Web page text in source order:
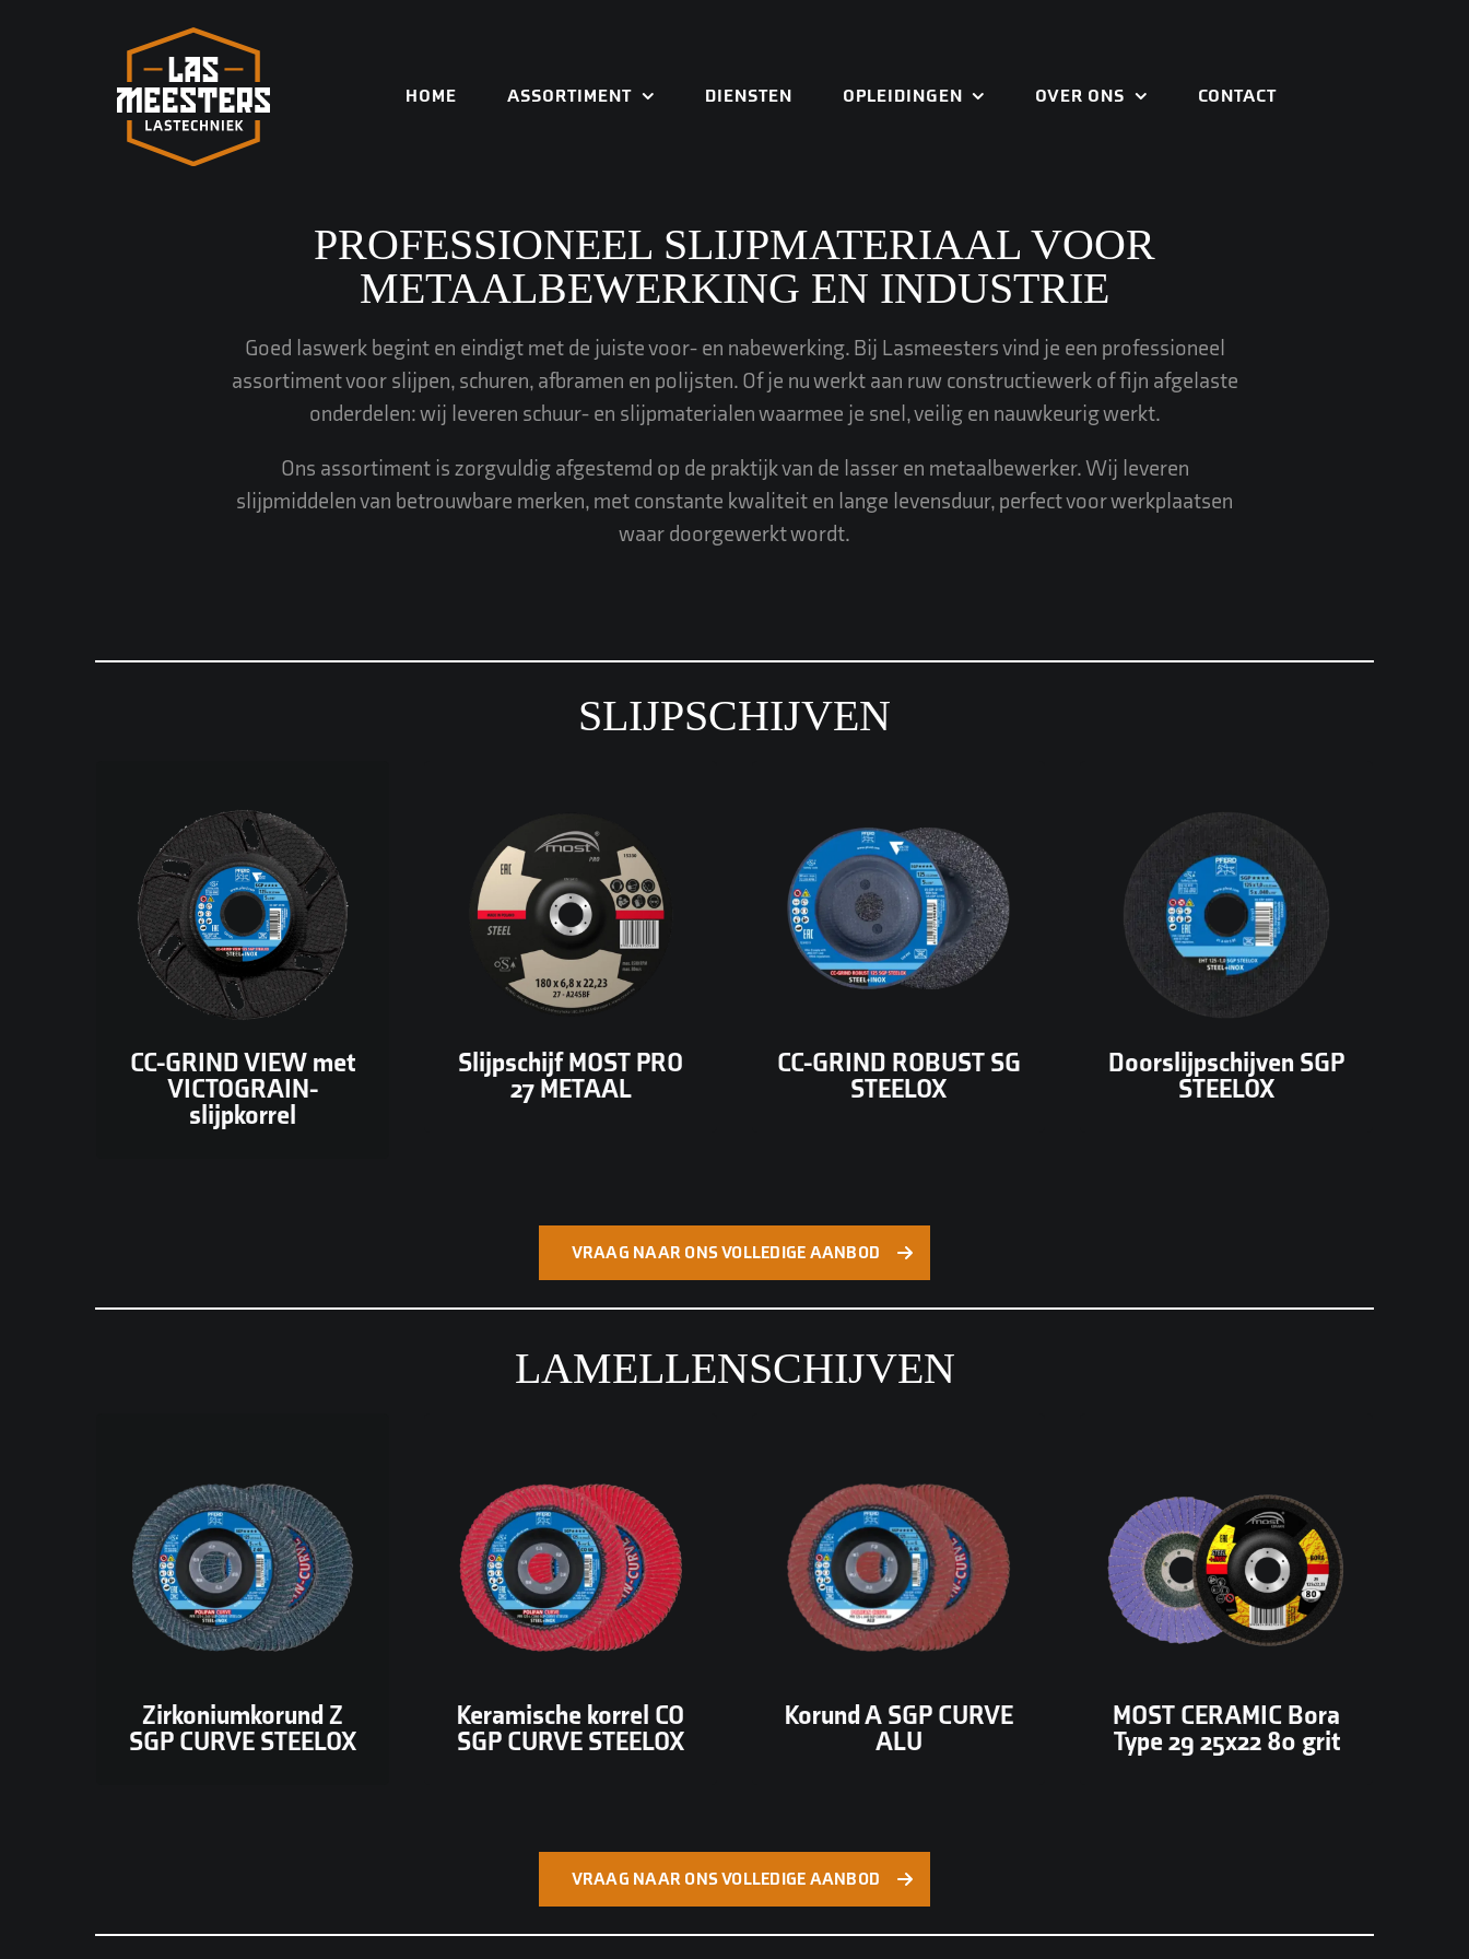
HOME ASSORTIMENT DIENSTEN OPLEIDINGEN OVER ONS CONTACT
PROFESSIONEEL SLIJPMATERIAAL VOOR
METAALBEWERKING EN INDUSTRIE
Goed laswerk begint en eindigt met de juiste voor- en nabewerking. Bij Lasmeesters vind je een professioneel
assortiment voor slijpen, schuren, afbramen en polijsten. Of je nu werkt aan ruw constructiewerk of fijn afgelaste
onderdelen: wij leveren schuur- en slijpmaterialen waarmee je snel, veilig en nauwkeurig werkt.
Ons assortiment is zorgvuldig afgestemd op de praktijk van de lasser en metaalbewerker. Wij leveren
slijpmiddelen van betrouwbare merken, met constante kwaliteit en lange levensduur, perfect voor werkplaatsen
waar doorgewerkt wordt.
SLIJPSCHIJVEN
CC-GRIND VIEW met
VICTOGRAIN-
slijpkorrel
Vlakslijpschijf met PFERD’s
VICTOGRAIN-korrel, in de SGP
STEELOX-lijn voor
staal/roestvast staal.
Ontwikkeld voor snel,
gecontroleerd vlakslijpen met
hoge standtijd.
Slijpschijf MOST PRO
27 METAAL
het grof/slijtend bewerken van
gewone staalsoorten
(walsnaden, bramen, kanten).
CC-GRIND ROBUST SG
STEELOX
afbraamschijf als modern
alternatief voor afbraam-,
lamellen- en fiberschijven;
voor staal en RVS. Gaat voor
hoge afname met rustige loop
en vlak resultaat.
Doorslijpschijven SGP
STEELOX
doorslijpschijven voor snel,
zuiver doorsnijden van staal
en roestvast staal;
beschikbaar in diverse
diameters/diktes (bijv. 115×1,0
mm). Ideaal voor haakse
slijpers.
VRAAG NAAR ONS VOLLEDIGE AANBOD
LAMELLENSCHIJVEN
Zirkoniumkorund Z
SGP CURVE STEELOX
zirkoniumkorund, speciaal
voor staal en RVS. Biedt een
goede combinatie van
agressieve verspaning en
lange levensduur, ideaal voor
algemene slijptoepassingen.
Keramische korrel CO
SGP CURVE STEELOX
korrels die zichzelf scherp
houden tijdens het slijpen.
Ontwikkeld voor hoge afname
en constante prestaties,
vooral geschikt voor RVS en
moeilijk te verspanen
Korund A SGP CURVE
ALU
aluminiumoxide (korund),
geoptimaliseerd voor
aluminium en zachte non-
ferro metalen. Voorkomt
vollopen van de schijf en
zorgt voor een koele, soepele
MOST CERAMIC Bora
Type 29 25x22 80 grit
materiaalafname. Type 29
(conische vorm) maakt
intensief slijpen op grote
oppervlakken mogelijk met
goede warmteafvoer en lange
VRAAG NAAR ONS VOLLEDIGE AANBOD